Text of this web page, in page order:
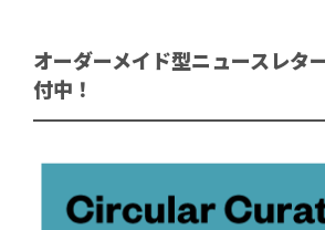
オーダーメイド型ニュースレタ
付中！